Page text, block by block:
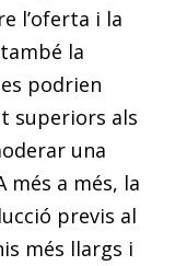
l’oferta i la
la
podrien
superiors als
una
més a més, la
previs al
més llargs i